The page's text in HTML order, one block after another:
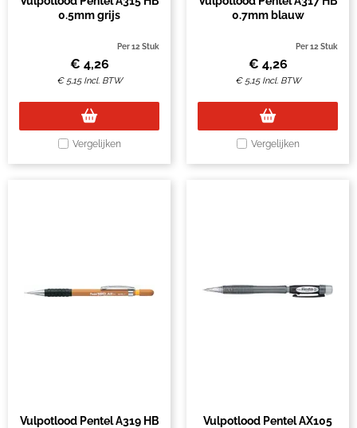
0.5mm grijs
Per 12 Stuk
€ 4,26
€ 5,15 Incl. BTW
Vergelijken
0.7mm blauw
Per 12 Stuk
€ 4,26
€ 5,15 Incl. BTW
Vergelijken
Vulpotlood Pentel A319 HB
Vulpotlood Pentel AX105